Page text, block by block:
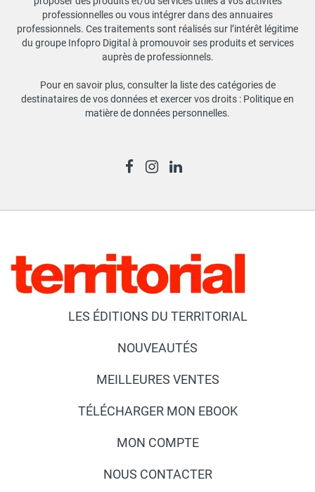
professionnelles ou vous intégrer dans des annuaires
professionnels. Ces traitements sont réalisés sur l’intérêt légitime
du groupe Infopro Digital à promouvoir ses produits et services
auprès de professionnels.
Pour en savoir plus, consulter la liste des catégories de
destinataires de vos données et exercer vos droits : Politique en
matière de données personnelles.
LES ÉDITIONS DU TERRITORIAL
NOUVEAUTÉS
MEILLEURES VENTES
TÉLÉCHARGER MON EBOOK
MON COMPTE
NOUS CONTACTER